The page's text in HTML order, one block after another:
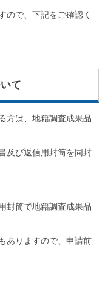
ので、下記をご確認く
て
方は、地籍調査成果品
及び返信用封筒を同封
封筒で地籍調査成果品
ありますので、申請前